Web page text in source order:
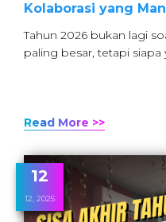
Kolaborasi yang
Tahun 2026 bukan lagi
paling besar, tetapi
Read More >>
12
12, 2025